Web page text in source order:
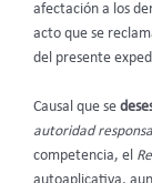
afectación a los
acto que se
del presente
Causal que se
autoridad
competencia, el
autoaplicativa,